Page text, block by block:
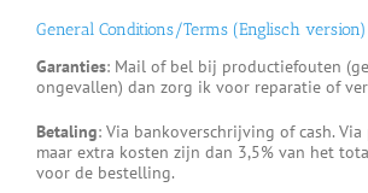
General Conditions/Terms (Englisch version)
Garanties: Mail of bel bij productiefouten
ongevallen) dan zorg ik voor reparatie of
Betaling: Via bankoverschrijving of cash.
maar extra kosten zijn dan 3,5% van het
voor de bestelling.